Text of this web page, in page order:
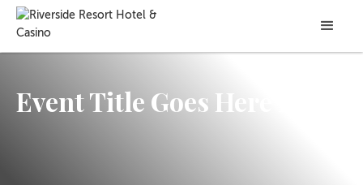
Event Title Goes Here 16